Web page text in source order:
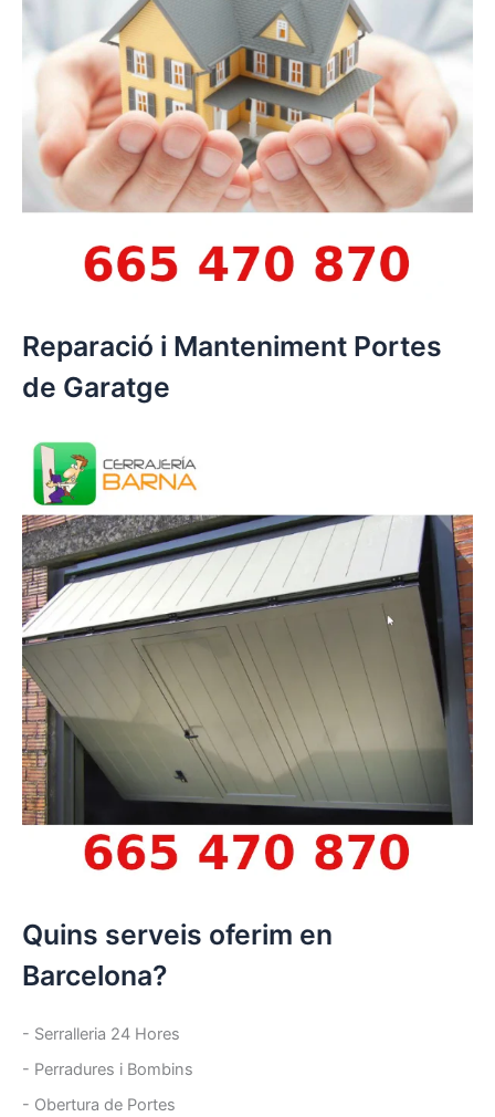
Reparació i Manteniment Portes
de Garatge
Quins serveis oferim en
Barcelona?
- Serralleria 24 Hores
- Perradures i Bombins
- Obertura de Portes